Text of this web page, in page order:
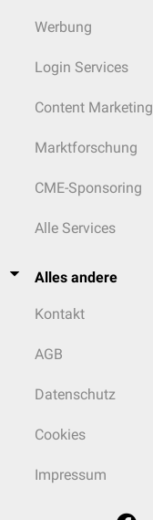
Werbung
Login Services
Content Marketing
Marktforschung
CME-Sponsoring
Alle Services
Alles andere
Kontakt
AGB
Datenschutz
Cookies
Impressum